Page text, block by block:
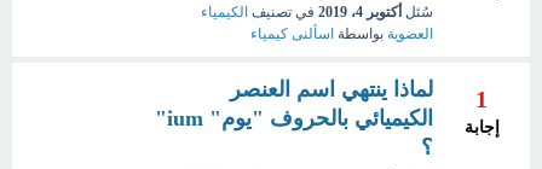
سُئل أكتوبر 4، 2019 في تصنيف الكيمياء
العضوية بواسطة اسألنى كيمياء
1
إجابة
لماذا ينتهي اسم العنصر
الكيميائي بالحروف "يوم" ium"
؟